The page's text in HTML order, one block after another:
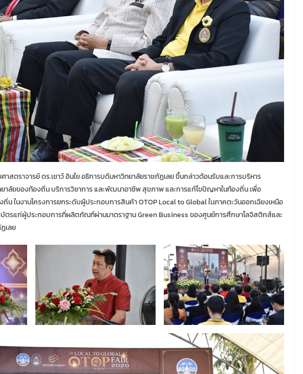
าสตราจารย์ ดร.เชาว์ อินใย อธิการบดีมหาวิทยาลัยราชภัฏเลย ขึ้นกล่าวต้อนรับและการบริหาร
ยาลัยของท้องถิ่น บริการวิชาการ และพัฒนาอาชีพ สุขภาพ และการแก้ไขปัญหาในท้องถิ่น เพื่อ
ในงานโครงการยกระดับผู้ประกอบการสินค้า OTOP Local to Global ในภาคตะวันออกเฉียงเหนือ
ตรแก่ผู้ประกอบการที่ผลิตภัณฑ์ผ่านมาตราฐาน Green Business ของศูนย์การศึกษาโลจิสติกส์และ
เลย